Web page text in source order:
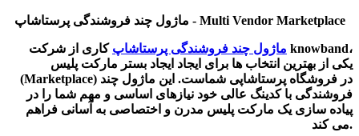
ماژول چند فروشندگی پرستاشاپ - Multi Vendor Marketplace
ماژول چند فروشندگی پرستاشاپ کاری از شرکت knowband،
یکی از بهترین انتخاب ها برای ایجاد ایجاد بستر مارکت پلیس
(Marketplace) در فروشگاه پرستاشاپی شماست. این ماژول چند
فروشندگی با کدینگ عالی خود نیازهای اساسی و مهم شما را در
پیاده سازی یک مارکت پلیس مدرن و اختصاصی به آسانی فراهم
می کند.